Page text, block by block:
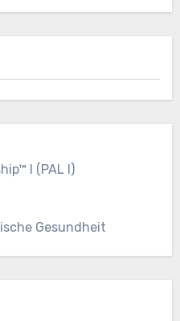
I (PAL I)
Gesundheit